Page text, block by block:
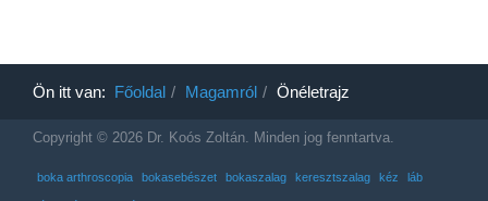
Ön itt van: Főoldal Magamról Önéletrajz
Copyright © 2026 Dr. Koós Zoltán. Minden jog fenntartva.
boka arthroscopia bokasebészet bokaszalag keresztszalag kéz láb